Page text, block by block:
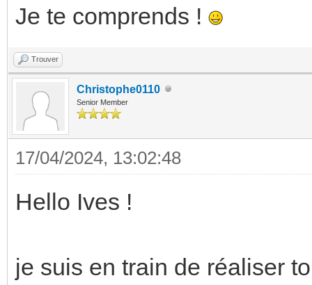
Je te comprends !
Trouver
Christophe0110
Senior Member
17/04/2024, 13:02:48
Hello Ives !
je suis en train de réaliser